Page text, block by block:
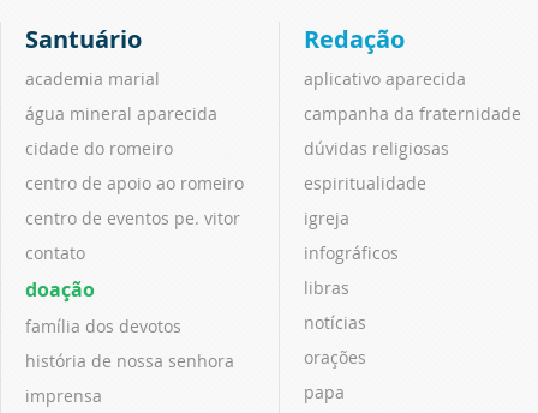
Santuário
academia marial
água mineral aparecida
cidade do romeiro
centro de apoio ao romeiro
centro de eventos pe. vitor
contato
doação
família dos devotos
história de nossa senhora
imprensa
Redação
aplicativo aparecida
campanha da fraternidade
dúvidas religiosas
espiritualidade
igreja
infográficos
libras
notícias
orações
papa